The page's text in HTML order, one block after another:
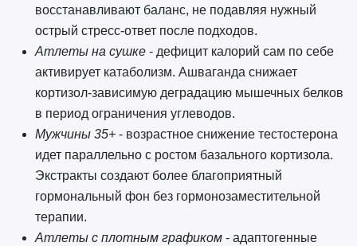
восстанавливают баланс, не подавляя нужный
острый стресс-ответ после подходов.
Атлеты на сушке- дефицит калорий сам по себе
активирует катаболизм. Ашваганда снижает
кортизол-зависимую деградацию мышечных белков
в период ограничения углеводов.
Мужчины 35+- возрастное снижение тестостерона
идет параллельно с ростом базального кортизола.
Экстракты создают более благоприятный
гормональный фон без гормонозаместительной
терапии.
Атлеты с плотным графиком- адаптогенные